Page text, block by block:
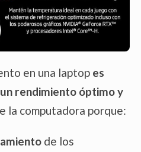
de color.
en una laptop es
rendimiento óptimo y
la computadora porque:
de los